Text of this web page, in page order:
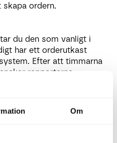
Om
skapa ordern.
du den som vanligt i
har ett orderutkast
Efter att timmarna
rapporterna,
uppdaterade